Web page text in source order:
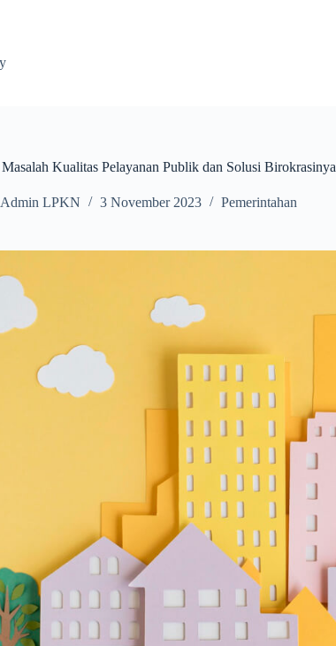
Kualitas Pelayanan Publik dan Solusi Birokrasinya
Admin LPKN 3 November 2023 Pemerintahan